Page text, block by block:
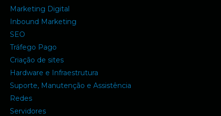
Marketing Digital
Inbound Marketing
SEO
Tráfego Pago
Criação de sites
Hardware e Infraestrutura
Suporte, Manutenção e Assistência
Redes
Servidores